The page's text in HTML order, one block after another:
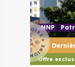
Offre
LMNP
92130
Carré